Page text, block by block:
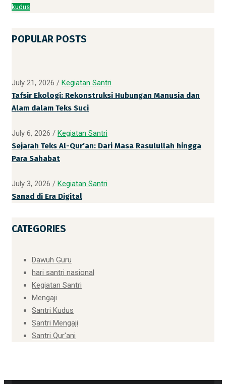
kudus
POPULAR POSTS
July 21, 2026 / Kegiatan Santri
Tafsir Ekologi: Rekonstruksi Hubungan Manusia dan
Alam dalam Teks Suci
July 6, 2026 / Kegiatan Santri
Sejarah Teks Al-Qur’an: Dari Masa Rasulullah hingga
Para Sahabat
July 3, 2026 / Kegiatan Santri
Sanad di Era Digital
CATEGORIES
Dawuh Guru
hari santri nasional
Kegiatan Santri
Mengaji
Santri Kudus
Santri Mengaji
Santri Qur'ani